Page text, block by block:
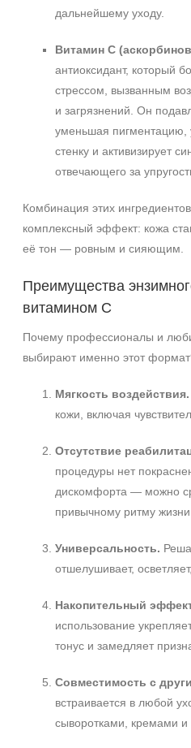
дальнейшему уходу.
Витамин C
антиоксидант, который
стрессом, вызванным
и загрязнений. Он
уменьшая пигментацию,
стенку и активизирует
отвечающего за
Комбинация этих
комплексный эффект: кожа
её тон — ровным и сияющим.
Преимущества
витамином C
Почему профессионалы и
выбирают именно этот
Мягкость воздействия.
кожи, включая
Отсутствие
процедуры нет
дискомфорта — можно
привычному ритму жизни.
Универсальность.
отшелушивает,
Накопительный
использование
тонус и замедляет
Совместимость с
встраивается в любой
сыворотками, кремами и
+7 (495)